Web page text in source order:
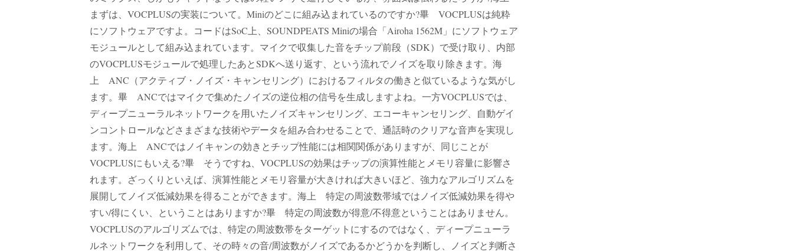
まずは、VOCPLUSの実装について。Miniのどこに組み込まれているのですか?畢 VOCPLUSは純粋
にソフトウェアですよ。コードはSoC上、SOUNDPEATS Miniの場合「Airoha 1562M」にソフトウェア
モジュールとして組み込まれています。マイクで収集した音をチップ前段（SDK）で受け取り、内部
のVOCPLUSモジュールで処理したあとSDKへ送り返す、という流れでノイズを取り除きます。海
上 ANC（アクティブ・ノイズ・キャンセリング）におけるフィルタの働きと似ているような気がし
ます。畢 ANCではマイクで集めたノイズの逆位相の信号を生成しますよね。一方VOCPLUSでは、
ディープニューラルネットワークを用いたノイズキャンセリング、エコーキャンセリング、自動ゲイ
ンコントロールなどさまざまな技術やデータを組み合わせることで、通話時のクリアな音声を実現し
ます。海上 ANCではノイキャンの効きとチップ性能には相関関係がありますが、同じことが
VOCPLUSにもいえる?畢 そうですね、VOCPLUSの効果はチップの演算性能とメモリ容量に影響さ
れます。ざっくりといえば、演算性能とメモリ容量が大きければ大きいほど、強力なアルゴリズムを
展開してノイズ低減効果を得ることができます。海上 特定の周波数帯域ではノイズ低減効果を得や
すい/得にくい、ということはありますか?畢 特定の周波数が得意/不得意ということはありません。
VOCPLUSのアルゴリズムでは、特定の周波数帯をターゲットにするのではなく、ディープニューラ
ルネットワークを利用して、その時々の音/周波数がノイズであるかどうかを判断し、ノイズと判断さ